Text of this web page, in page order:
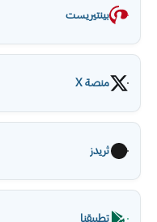
بينتيريست
منصة X
ثريدز
تطبيقنا